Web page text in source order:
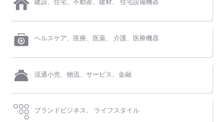
建設、住宅、不動産、建材、 住宅設備機器
ヘルスケア、医療、医薬、 介護、医療機器
流通小売、物流、サービス、金融
ブランドビジネス、 ライフスタイル